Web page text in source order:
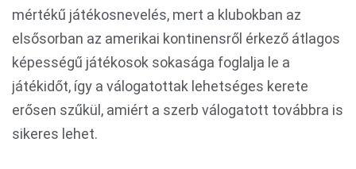
mértékű játékosnevelés, mert a klubokban az
elsősorban az amerikai kontinensről érkező átlagos
képességű játékosok sokasága foglalja le a
játékidőt, így a válogatottak lehetséges kerete
erősen szűkül, amiért a szerb válogatott továbbra is
sikeres lehet.